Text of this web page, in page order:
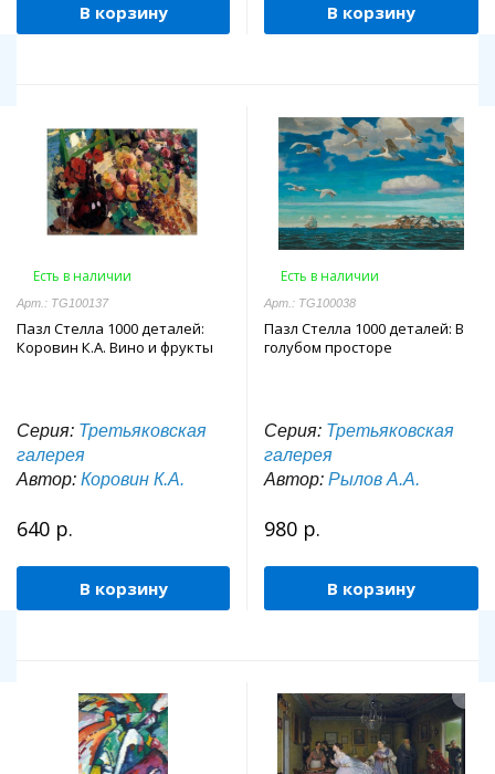
В корзину В корзину
Есть в наличии
Арт.: TG100137
Пазл Стелла 1000 деталей:
Коровин К.А. Вино и фрукты
Серия: Третьяковская
галерея
Автор: Коровин К.А.
640 р.
В корзину
Есть в наличии
Арт.: TG100038
Пазл Стелла 1000 деталей: В
голубом просторе
Серия: Третьяковская
галерея
Автор: Рылов А.А.
980 р.
В корзину